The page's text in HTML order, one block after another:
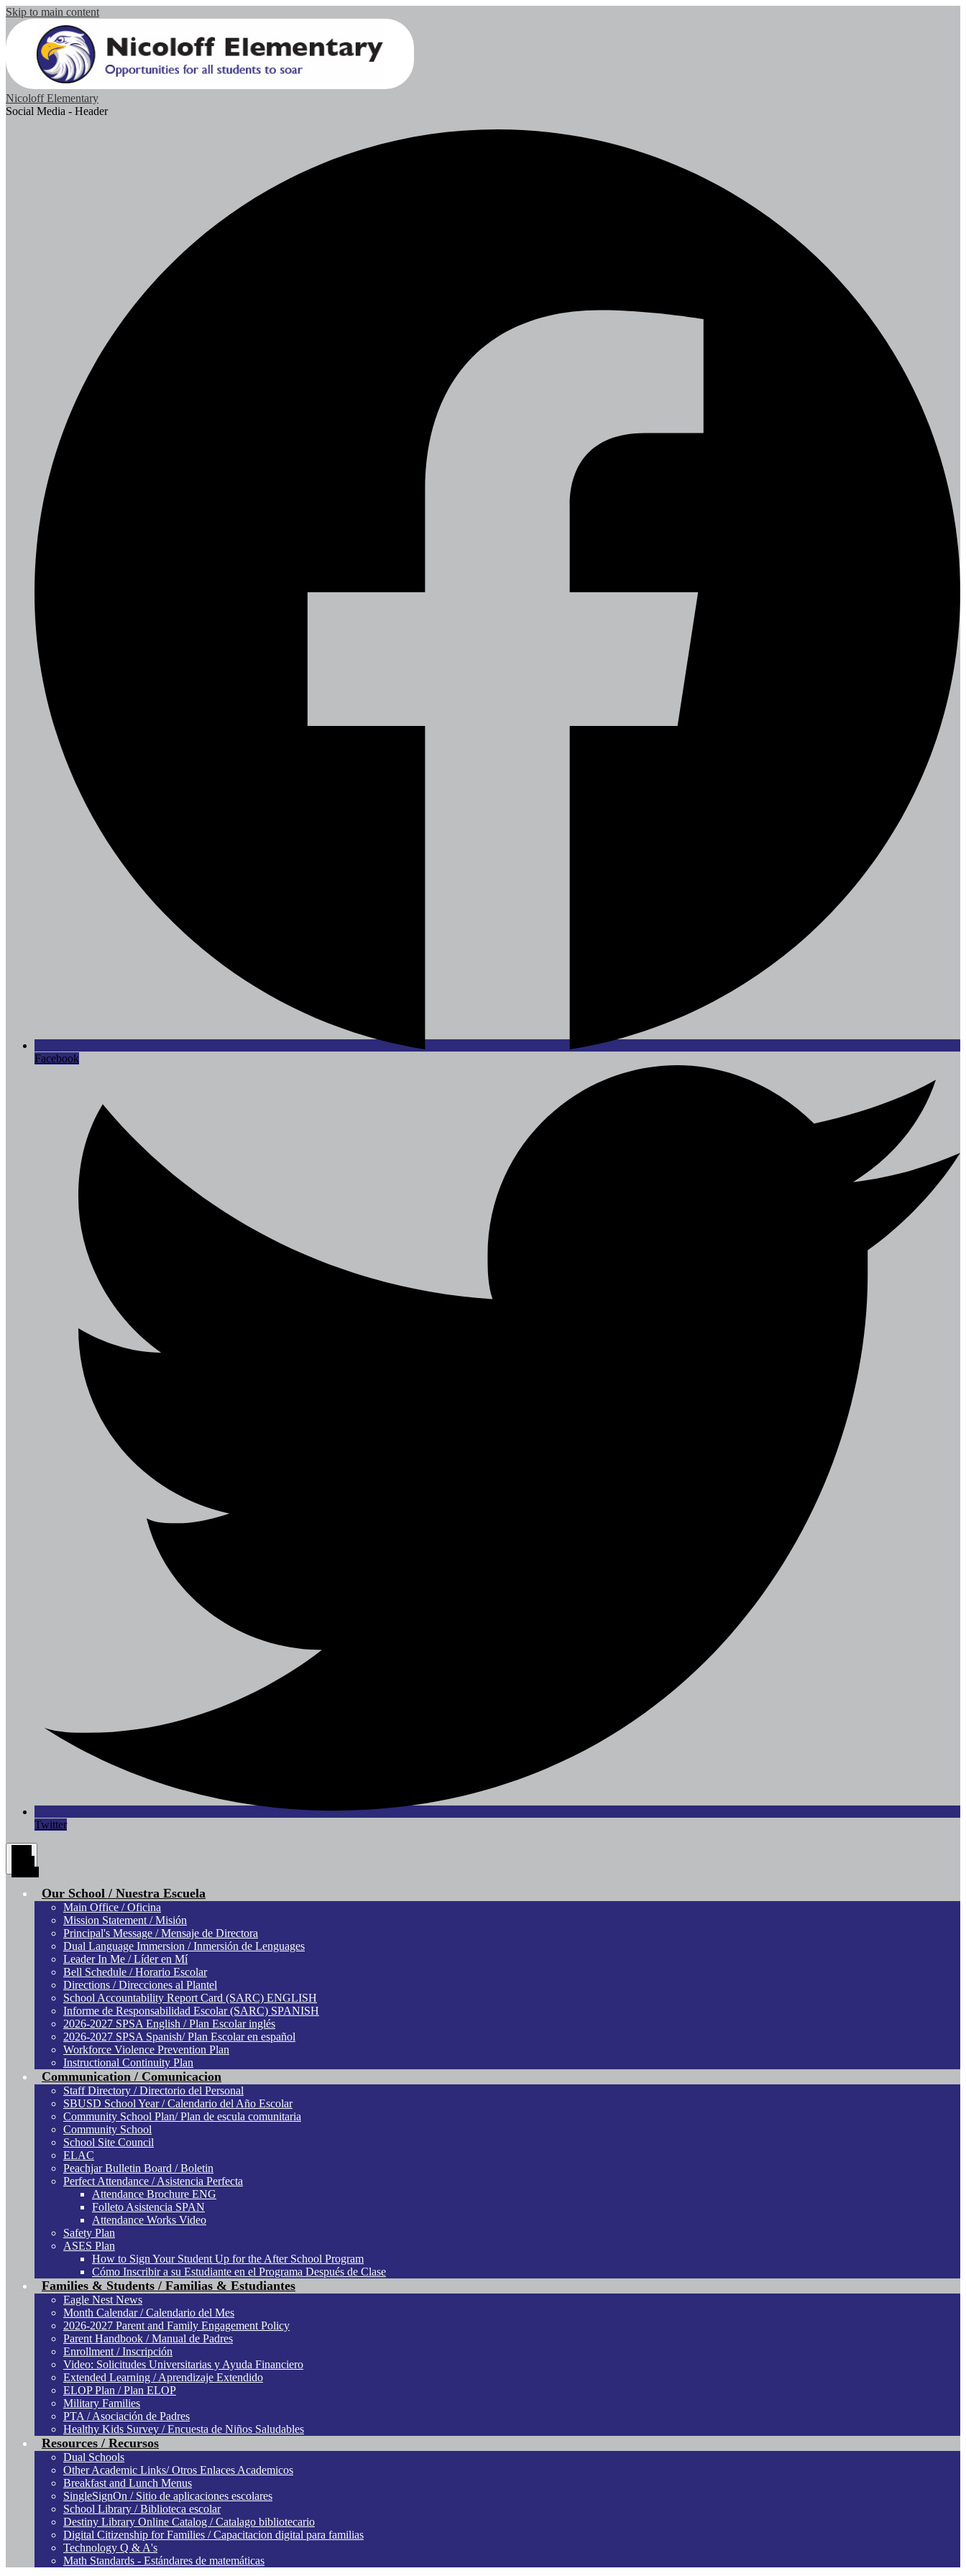
Skip to main content
Nicoloff Elementary
Social Media - Header
Facebook
Twitter
Our School / Nuestra Escuela
Main Office / Oficina
Mission Statement / Misión
Principal's Message / Mensaje de Directora
Dual Language Immersion / Inmersión de Lenguages
Leader In Me / Líder en Mí
Bell Schedule / Horario Escolar
Directions / Direcciones al Plantel
School Accountability Report Card (SARC) ENGLISH
Informe de Responsabilidad Escolar (SARC) SPANISH
2026-2027 SPSA English / Plan Escolar inglés
2026-2027 SPSA Spanish/ Plan Escolar en español
Workforce Violence Prevention Plan
Instructional Continuity Plan
Communication / Comunicacion
Staff Directory / Directorio del Personal
SBUSD School Year / Calendario del Año Escolar
Community School Plan/ Plan de escula comunitaria
Community School
School Site Council
ELAC
Peachjar Bulletin Board / Boletin
Perfect Attendance / Asistencia Perfecta
Attendance Brochure ENG
Folleto Asistencia SPAN
Attendance Works Video
Safety Plan
ASES Plan
How to Sign Your Student Up for the After School Program
Cómo Inscribir a su Estudiante en el Programa Después de Clase
Families & Students / Familias & Estudiantes
Eagle Nest News
Month Calendar / Calendario del Mes
2026-2027 Parent and Family Engagement Policy
Parent Handbook / Manual de Padres
Enrollment / Inscripción
Video: Solicitudes Universitarias y Ayuda Financiero
Extended Learning / Aprendizaje Extendido
ELOP Plan / Plan ELOP
Military Families
PTA / Asociación de Padres
Healthy Kids Survey / Encuesta de Niños Saludables
Resources / Recursos
Dual Schools
Other Academic Links/ Otros Enlaces Academicos
Breakfast and Lunch Menus
SingleSignOn / Sitio de aplicaciones escolares
School Library / Biblioteca escolar
Destiny Library Online Catalog / Catalago bibliotecario
Digital Citizenship for Families / Capacitacion digital para familias
Technology Q & A's
Math Standards - Estándares de matemáticas